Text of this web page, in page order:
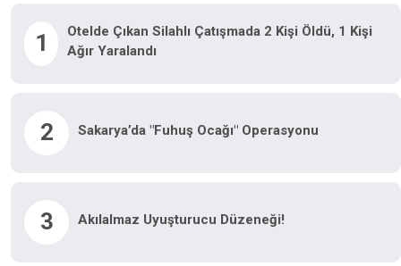
1
Otelde Çıkan Silahlı Çatışmada 2 Kişi Öldü, 1 Kişi
Ağır Yaralandı
2 Sakarya’da "fuhuş Ocağı" Operasyonu
3 Akılalmaz Uyuşturucu Düzeneği!